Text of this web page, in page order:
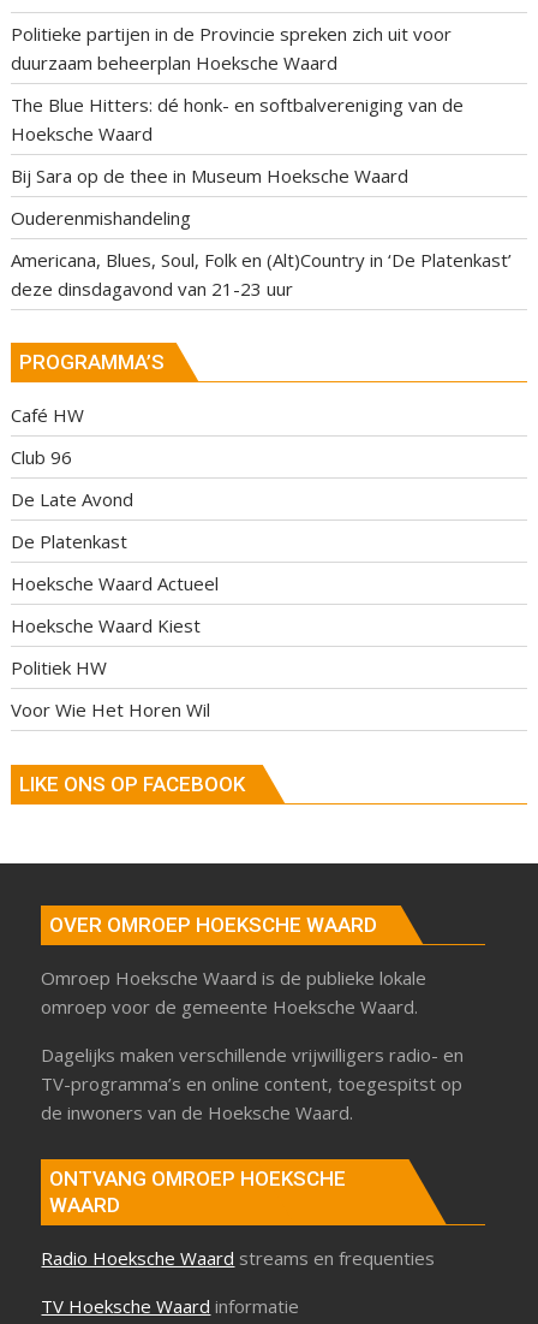
Politieke partijen in de Provincie spreken zich uit voor
duurzaam beheerplan Hoeksche Waard
The Blue Hitters: dé honk- en softbalvereniging van de
Hoeksche Waard
Bij Sara op de thee in Museum Hoeksche Waard
Ouderenmishandeling
Americana, Blues, Soul, Folk en (Alt)Country in ‘De Platenkast’
deze dinsdagavond van 21-23 uur
PROGRAMMA’S
Café HW
Club 96
De Late Avond
De Platenkast
Hoeksche Waard Actueel
Hoeksche Waard Kiest
Politiek HW
Voor Wie Het Horen Wil
LIKE ONS OP FACEBOOK
OVER OMROEP HOEKSCHE WAARD
Omroep Hoeksche Waard is de publieke lokale
omroep voor de gemeente Hoeksche Waard.
Dagelijks maken verschillende vrijwilligers radio- en
TV-programma’s en online content, toegespitst op
de inwoners van de Hoeksche Waard.
ONTVANG OMROEP HOEKSCHE
WAARD
Radio Hoeksche Waard streams en frequenties
TV Hoeksche Waard informatie